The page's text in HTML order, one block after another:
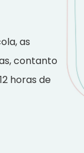
as
contanto
horas de